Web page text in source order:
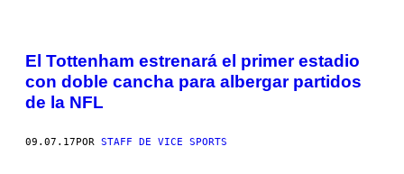
El Tottenham estrenará el primer estadio
con doble cancha para albergar partidos
de la NFL
09.07.17 POR STAFF DE VICE SPORTS